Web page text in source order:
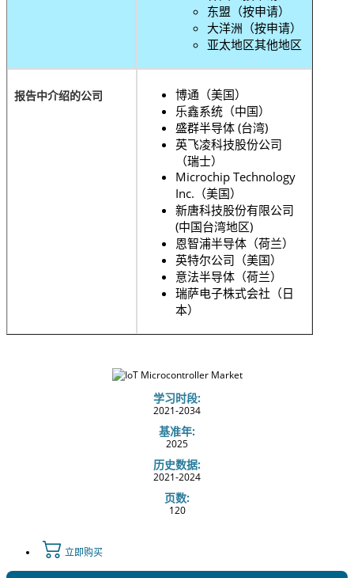
东盟（按申请）
大洋洲（按申请）
亚太地区其他地区
报告中介绍的公司
博通（美国）
乐鑫系统（中国）
盛群半导体 (台湾)
英飞凌科技股份公司
（瑞士）
Microchip Technology
Inc.（美国）
新唐科技股份有限公司
(中国台湾地区)
恩智浦半导体（荷兰）
英特尔公司（美国）
意法半导体（荷兰）
瑞萨电子株式会社（日
本）
学习时段:
2021-2034
基准年:
2025
历史数据:
2021-2024
页数:
120
立即购买